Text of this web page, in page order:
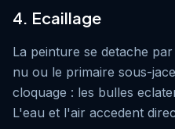
4. Ecaillage
La peinture se detache
nu ou le primaire sous-
cloquage : les bulles
L'eau et l'air accedent